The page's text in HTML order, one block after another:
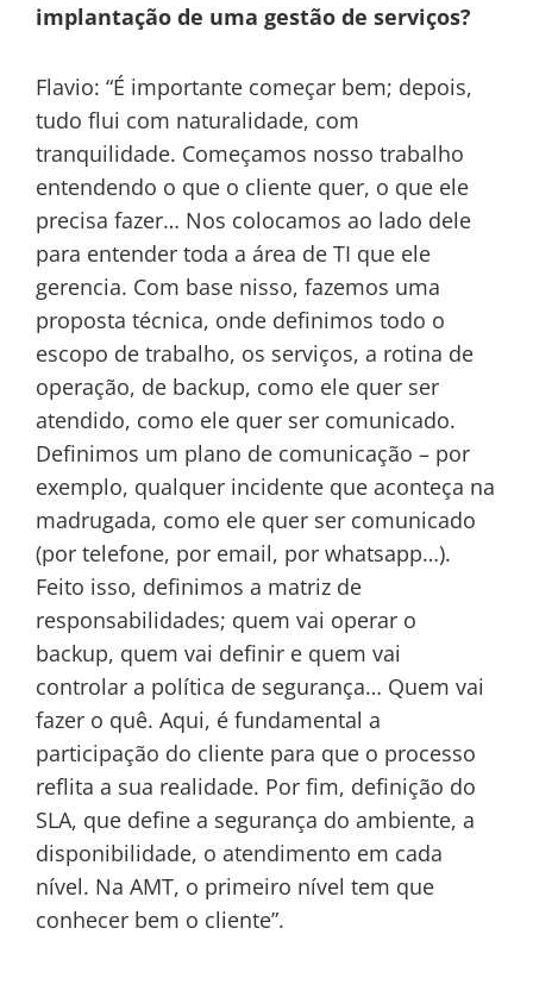
implantação de uma gestão de serviços?
Flavio: “É importante começar bem; depois,
tudo flui com naturalidade, com
tranquilidade. Começamos nosso trabalho
entendendo o que o cliente quer, o que ele
precisa fazer… Nos colocamos ao lado dele
para entender toda a área de TI que ele
gerencia. Com base nisso, fazemos uma
proposta técnica, onde definimos todo o
escopo de trabalho, os serviços, a rotina de
operação, de backup, como ele quer ser
atendido, como ele quer ser comunicado.
Definimos um plano de comunicação – por
exemplo, qualquer incidente que aconteça na
madrugada, como ele quer ser comunicado
(por telefone, por email, por whatsapp…).
Feito isso, definimos a matriz de
responsabilidades; quem vai operar o
backup, quem vai definir e quem vai
controlar a política de segurança… Quem vai
fazer o quê. Aqui, é fundamental a
participação do cliente para que o processo
reflita a sua realidade. Por fim, definição do
SLA, que define a segurança do ambiente, a
disponibilidade, o atendimento em cada
nível. Na AMT, o primeiro nível tem que
conhecer bem o cliente”.